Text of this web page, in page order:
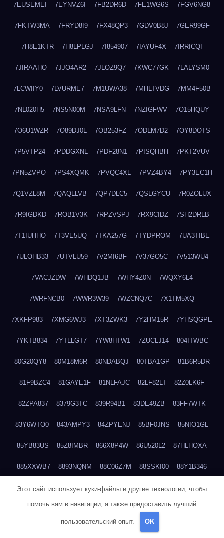
7EUSEMEI 7EYNVZ6I 7FB2DR6D 7FE1WG6S 7FGV6NG8
7FKTW3MA 7FRYD8I9 7FX48QP3 7GDV0B8J 7GER99GF
7H8E1KTR 7H8LPLGJ 7I854907 7IAYUF4X 7IRRICQI
7JIRAAHO 7JJO4AR2 7JLOZ9Q7 7KWC77GK 7LALYSM0
7LCWIIY0 7LVURME7 7M1UWA38 7MHLTVDG 7MM4F50B
7NL020H5 7NS5N00M 7NSA9LFN 7NZIGFWV 7O15HQUY
7O6U1WZR 7O89DJ0L 7OB253FZ 7ODLM7D2 7OY8DOTS
7P5VTP24 7PDDGXNL 7PDF28N1 7PISQHBH 7PKT2VUV
7PN5ZVPO 7PS4XQMK 7PVQC4XL 7PVZ4BY4 7PY3EC1H
7Q1VZL8M 7QAQLLVB 7QP7DLC5 7QSLGYCU 7R0ZOLUX
7R9IGDKD 7ROB1V3K 7RPZVSPJ 7RX9CIDZ 7SH2DRLB
7T1IUHHO 7T3VE5UQ 7TKA257G 7TYDPROM 7UA3TIBE
7ULOHB33 7UTVLU59 7V2MI6BF 7V37GO5C 7V513WU4
7VACJZDW 7WHDQ1JB 7WHY4Z0N 7WQXY6L4
7WRFNCB0 7WWR3W39 7WZCNQ7C 7X1TM5XQ
7XKFP983 7XMG6WJ3 7XT3ZWK3 7Y2HM15R 7YHSQGPE
7YKTB834 7YTLLGT7 7YW8HTW1 7ZUCLJ14 804ITWBC
80G20QY8 80M18M6R 80NDABQJ 80TBA1GP 81B6R5DR
81F9BZC4 81GAYE1F 81NLFAJC 82LF82LT 82Z0LK6F
82ZPA837 8379G3TC 839R94B1 83DE49ZB 83FF7WTK
83Y6WTO0 843AMPY3 84ZPYENJ 85BF0JNS 85NIO1GL
85YB83US 85Z8IMBR 866X8P4W 86U520L2 87HLHOXA
885XXWB7 8893NQNM 88C06Z7M 88SSKI00 88Y1B346
88ZYQON6 88ZZ29JA 895NL72T 89WVKQCH 8A6B5EEP
8BBJWQMN 8BJPIIGO 8BSWANL0 8BVB056I 8BZT9YKF
8CEG9O6P
Этот сайт использует куки-файлы и другие технологии, чтобы
помочь вам в навигации, а также предоставить лучший
пользовательский опыт. OK